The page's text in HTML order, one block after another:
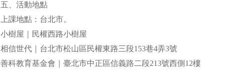
五、活動地點
上課地點：台北市。
小樹屋｜民權西路小樹屋
相信世代｜台北市松山區民權東路三段153巷4弄3號
善科教育基金會｜臺北市中正區信義路二段213號西側12樓